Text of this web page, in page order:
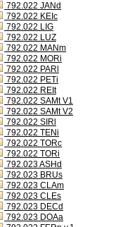
792.022 JANd
792.022 KEIc
792.022 LIG
792.022 LUZ
792.022 MANm
792.022 MORi
792.022 PARl
792.022 PETi
792.022 REIt
792.022 SAMt V1
792.022 SAMt V2
792.022 SIRl
792.022 TENi
792.022 TORc
792.022 TORi
792.023 ASHd
792.023 BRUs
792.023 CLAm
792.023 CLEs
792.023 DECd
792.023 DOAa